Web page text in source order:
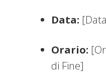
Data:
Orario:
di Fine]